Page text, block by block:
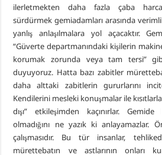
ilerletmekten daha fazla çaba
sürdürmek gemiadamları arasında
yanlış anlaşılmalara yol açacaktır.
“Güverte departmanındaki kişilerin
korumak zorunda veya tam tersi”
duyuyoruz. Hatta bazı zabitler
daha alttaki zabitlerin gururlarını
Kendilerini mesleki konuşmalar ile
dışı” etkileşimden kaçınırlar.
olmadığını ne yazık ki anlayamazlar.
çalışmasıdır. Bu tür insanlar,
mürettebatın ve astlarının onları